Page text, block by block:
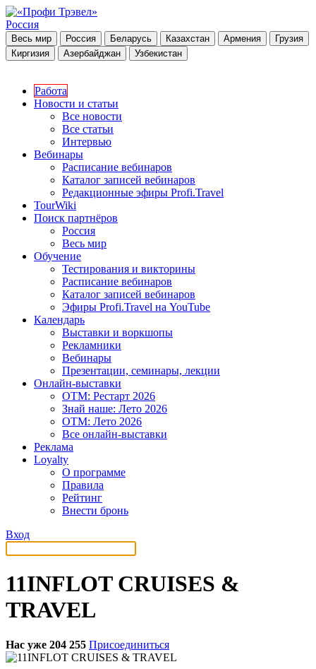
Россия
Весь мир Россия Беларусь Казахстан Армения
Грузия
Киргизия
Азербайджан Узбекистан
Работа
Новости и статьи
Все новости
Все статьи
Интервью
Вебинары
Расписание вебинаров
Каталог записей вебинаров
Редакционные эфиры Profi.Travel
TourWiki
Поиск партнёров
Россия
Весь мир
Обучение
Тестирования и викторины
Расписание вебинаров
Каталог записей вебинаров
Эфиры Profi.Travel на YouTube
Календарь
Выставки и воркшопы
Рекламники
Вебинары
Презентации, семинары, лекции
Онлайн-выставки
OTM: Рестарт 2026
Знай наше: Лето 2026
OTM: Лето 2026
Все онлайн-выставки
Реклама
Loyalty
О программе
Правила
Рейтинг
Внести бронь
Вход
11INFLOT CRUISES &
TRAVEL
Нас уже 204 255 Присоединиться